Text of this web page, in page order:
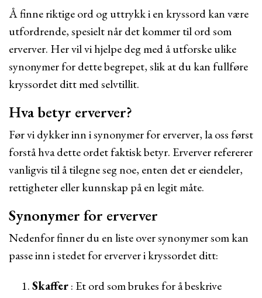
Å finne riktige ord og uttrykk i en kryssord kan være
utfordrende, spesielt når det kommer til ord som
erverver. Her vil vi hjelpe deg med å utforske ulike
synonymer for dette begrepet, slik at du kan fullføre
kryssordet ditt med selvtillit.
Hva betyr erverver?
Før vi dykker inn i synonymer for erverver, la oss først
forstå hva dette ordet faktisk betyr. Erverver refererer
vanligvis til å tilegne seg noe, enten det er eiendeler,
rettigheter eller kunnskap på en legit måte.
Synonymer for erverver
Nedenfor finner du en liste over synonymer som kan
passe inn i stedet for erverver i kryssordet ditt:
Skaffer: Et ord som brukes for å beskrive